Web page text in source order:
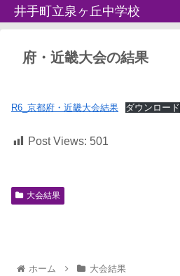
井手町立泉ヶ丘中学校
府・近畿大会の結果
R6_京都府・近畿大会結果 ダウンロード
Post Views: 501
大会結果
ホーム 大会結果